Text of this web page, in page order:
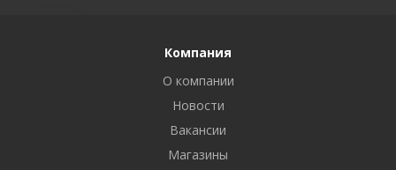
Компания
О компании
Новости
Вакансии
Магазины